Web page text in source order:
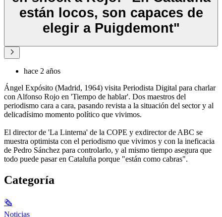
están locos, son capaces de
elegir a Puigdemont"
hace 2 años
Ángel Expósito (Madrid, 1964) visita Periodista Digital para charlar
con Alfonso Rojo en 'Tiempo de hablar'. Dos maestros del
periodismo cara a cara, pasando revista a la situación del sector y al
delicadísimo momento político que vivimos.
El director de 'La Linterna' de la COPE y exdirector de ABC se
muestra optimista con el periodismo que vivimos y con la ineficacia
de Pedro Sánchez para controlarlo, y al mismo tiempo asegura que
todo puede pasar en Cataluña porque "están como cabras".
Categoría
🗞
Noticias